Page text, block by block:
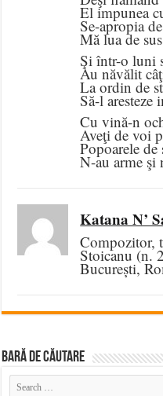
El impunea
Se-apropia
Mă lua de
Şi într-o luni
Au năvălit
La ordin de
Să-l aresteze
Cu vină-n
Aveţi de voi
Popoarele
N-au arme şi
Katana N’
Compozitor,
Stoicanu (n.
București,
BARĂ DE CĂUTARE